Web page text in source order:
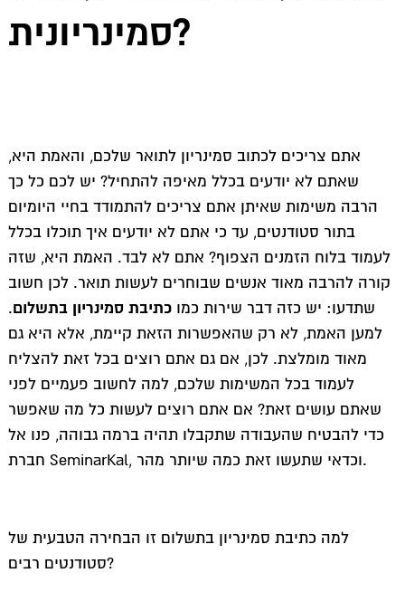
פסיכולוגיה
חינוך
דיני תאגידים
סמינריונית?
אתם צריכים לכתוב סמינריון לתואר שלכם, והאמת היא,
שאתם לא יודעים בכלל מאיפה להתחיל? יש לכם כל כך
הרבה משימות שאיתן אתם צריכים להתמודד בחיי היומיום
בתור סטודנטים, עד כי אתם לא יודעים איך תוכלו בכלל
לעמוד בלוח הזמנים הצפוף? אתם לא לבד. האמת היא, שזה
קורה להרבה מאוד אנשים שבוחרים לעשות תואר. לכן חשוב
שתדעו: יש כזה דבר שירות כמוכתיבת סמינריון בתשלום.
למען האמת, לא רק שהאפשרות הזאת קיימת, אלא היא גם
מאוד מומלצת. לכן, אם גם אתם רוצים בכל זאת להצליח
לעמוד בכל המשימות שלכם, למה לחשוב פעמיים לפני
שאתם עושים זאת? אם אתם רוצים לעשות כל מה שאפשר
כדי להבטיח שהעבודה שתקבלו תהיה ברמה גבוהה, פנו אל
חברת SeminarKal, וכדאי שתעשו זאת כמה שיותר מהר.
למה כתיבת סמינריון בתשלום זו הבחירה הטבעית של
סטודנטים רבים?